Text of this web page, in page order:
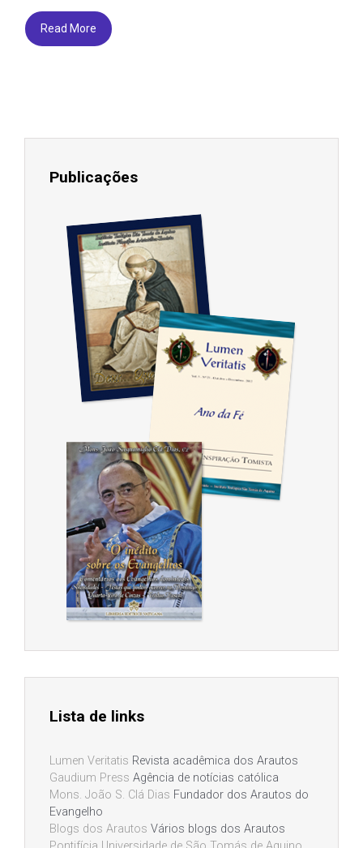
Read More
Publicações
Lista de links
Lumen Veritatis Revista acadêmica dos Arautos
Gaudium Press Agência de notícias católica
Mons. João S. Clá Dias Fundador dos Arautos do
Evangelho
Blogs dos Arautos Vários blogs dos Arautos